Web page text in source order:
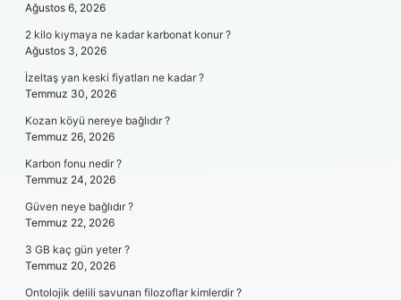
Ağustos 6, 2026
2 kilo kıymaya ne kadar karbonat konur ?
Ağustos 3, 2026
İzeltaş yan keski fiyatları ne kadar ?
Temmuz 30, 2026
Kozan köyü nereye bağlıdır ?
Temmuz 26, 2026
Karbon fonu nedir ?
Temmuz 24, 2026
Güven neye bağlıdır ?
Temmuz 22, 2026
3 GB kaç gün yeter ?
Temmuz 20, 2026
Ontolojik delili savunan filozoflar kimlerdir ?